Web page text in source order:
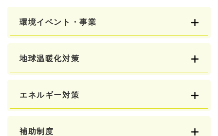
環境イベント・事業
地球温暖化対策
エネルギー対策
補助制度